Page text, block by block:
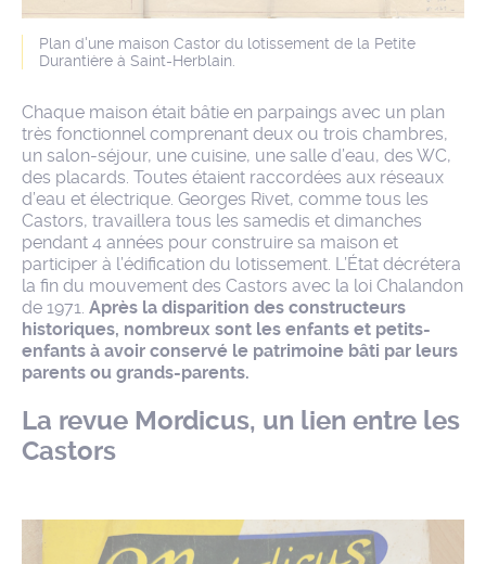
Plan d'une maison Castor du lotissement de la Petite
Durantière à Saint-Herblain.
Chaque maison était bâtie en parpaings avec un plan
très fonctionnel comprenant deux ou trois chambres,
un salon-séjour, une cuisine, une salle d’eau, des WC,
des placards. Toutes étaient raccordées aux réseaux
d’eau et électrique. Georges Rivet, comme tous les
Castors, travaillera tous les samedis et dimanches
pendant 4 années pour construire sa maison et
participer à l’édification du lotissement. L’État décrétera
la fin du mouvement des Castors avec la loi Chalandon
de 1971. Après la disparition des constructeurs
historiques, nombreux sont les enfants et petits-
enfants à avoir conservé le patrimoine bâti par leurs
parents ou grands-parents.
La revue Mordicus, un lien entre les
Castors